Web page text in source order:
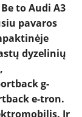
to Audi A3
pavaros
dyzelinių
g-
e-tron.
Ir